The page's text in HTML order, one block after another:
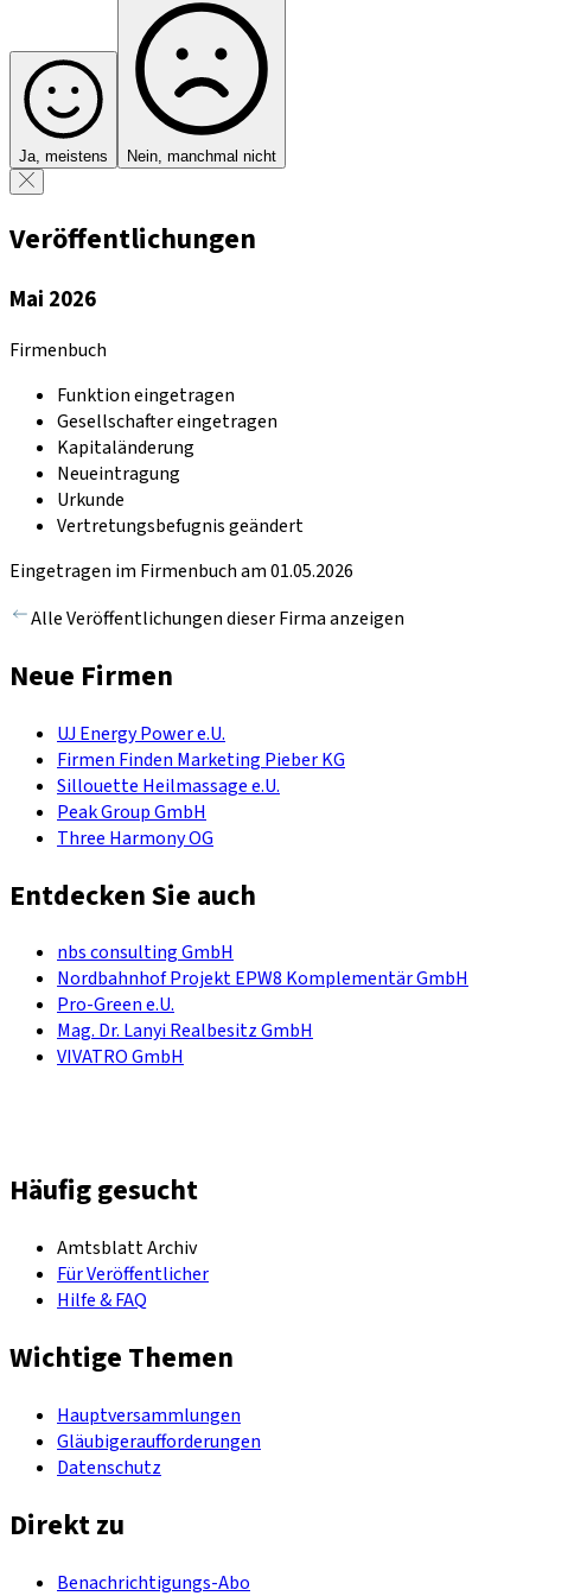
Ja, meistens Nein, manchmal nicht
Veröffentlichungen
Mai 2026
Firmenbuch
Funktion eingetragen
Gesellschafter eingetragen
Kapitaländerung
Neueintragung
Urkunde
Vertretungsbefugnis geändert
Eingetragen im Firmenbuch am 01.05.2026
Alle Veröffentlichungen dieser Firma anzeigen
Neue Firmen
UJ Energy Power e.U.
Firmen Finden Marketing Pieber KG
Sillouette Heilmassage e.U.
Peak Group GmbH
Three Harmony OG
Entdecken Sie auch
nbs consulting GmbH
Nordbahnhof Projekt EPW8 Komplementär GmbH
Pro-Green e.U.
Mag. Dr. Lanyi Realbesitz GmbH
VIVATRO GmbH
Häufig gesucht
Amtsblatt Archiv
Für Veröffentlicher
Hilfe & FAQ
Wichtige Themen
Hauptversammlungen
Gläubigeraufforderungen
Datenschutz
Direkt zu
Benachrichtigungs-Abo